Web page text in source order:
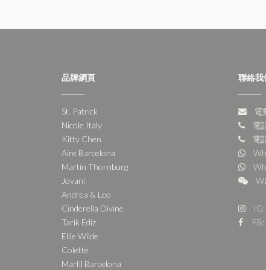
品牌網頁
St. Patrick
Nicole Italy
Kitty Chen
Aire Barcelona
Martin Thornburg
Jovani
Andrea & Leo
Cinderella Divine
Tarik Ediz
Ellie Wilde
Colette
Marfil Barcelona
聯絡我
電
電
電
IG:
FB: